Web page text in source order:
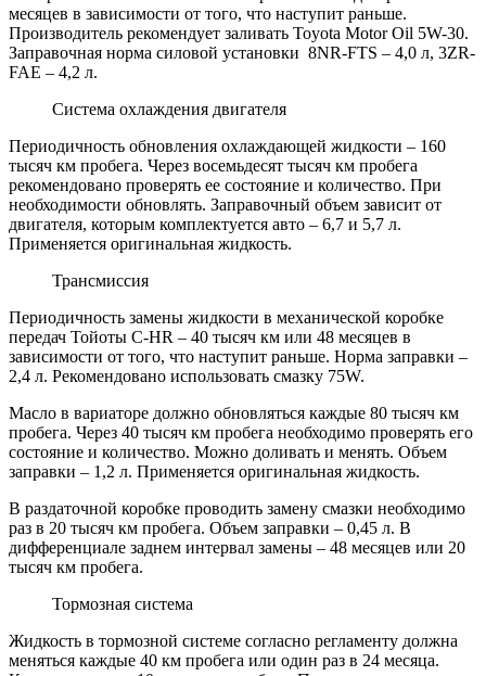
месяцев в зависимости от того, что наступит раньше.
Производитель рекомендует заливать Toyota Motor Oil 5W-30.
Заправочная норма силовой установки 8NR-FTS – 4,0 л, 3ZR-
FAE – 4,2 л.
Система охлаждения двигателя
Периодичность обновления охлаждающей жидкости – 160
тысяч км пробега. Через восемьдесят тысяч км пробега
рекомендовано проверять ее состояние и количество. При
необходимости обновлять. Заправочный объем зависит от
двигателя, которым комплектуется авто – 6,7 и 5,7 л.
Применяется оригинальная жидкость.
Трансмиссия
Периодичность замены жидкости в механической коробке
передач Тойоты C-HR – 40 тысяч км или 48 месяцев в
зависимости от того, что наступит раньше. Норма заправки –
2,4 л. Рекомендовано использовать смазку 75W.
Масло в вариаторе должно обновляться каждые 80 тысяч км
пробега. Через 40 тысяч км пробега необходимо проверять его
состояние и количество. Можно доливать и менять. Объем
заправки – 1,2 л. Применяется оригинальная жидкость.
В раздаточной коробке проводить замену смазки необходимо
раз в 20 тысяч км пробега. Объем заправки – 0,45 л. В
дифференциале заднем интервал замены – 48 месяцев или 20
тысяч км пробега.
Тормозная система
Жидкость в тормозной системе согласно регламенту должна
меняться каждые 40 км пробега или один раз в 24 месяца.